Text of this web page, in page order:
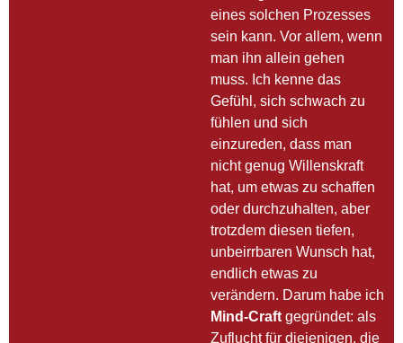
eines solchen Prozesses
sein kann. Vor allem, wenn
man ihn allein gehen
muss. Ich kenne das
Gefühl, sich schwach zu
fühlen und sich
einzureden, dass man
nicht genug Willenskraft
hat, um etwas zu schaffen
oder durchzuhalten, aber
trotzdem diesen tiefen,
unbeirrbaren Wunsch hat,
endlich etwas zu
verändern. Darum habe ich
Mind-Craft gegründet: als
Zuflucht für diejenigen, die